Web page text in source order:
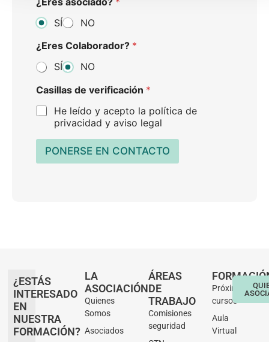
*
SÍ
NO
¿Eres Colaborador? *
SÍ
NO
Casillas de verificación *
He leído y acepto la política de
privacidad y aviso legal
PONERSE EN CONTACTO
¿ESTÁS
INTERESADO
EN
NUESTRA
FORMACIÓN?
LA
ASOCIACIÓN
Quienes
Somos
Asociados
ÁREAS
DE
TRABAJO
Comisiones
seguridad
Próximos
cursos
Aula
Virtual